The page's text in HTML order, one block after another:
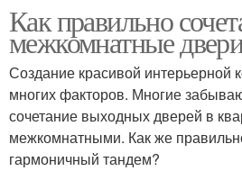
Как правильно
межкомнатные
Создание красивой интерьерной
многих факторов. Многие
сочетание выходных дверей в
межкомнатными. Как же
гармоничный тандем?